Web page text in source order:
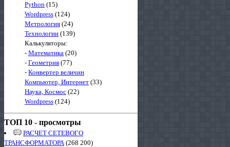
Python (15)
Wordpress (124)
Метрология (24)
Технологии (139)
Калькуляторы:
- Математика (20)
- Геометрия (77)
- Конвертер величин
Компьютер, Интернет (33)
Наука, Космос (22)
Wordpress (124)
ТОП 10 - просмотры
РАСЧЕТ СЕТЕВОГО
ТРАНСФОРМАТОРА(268 200)